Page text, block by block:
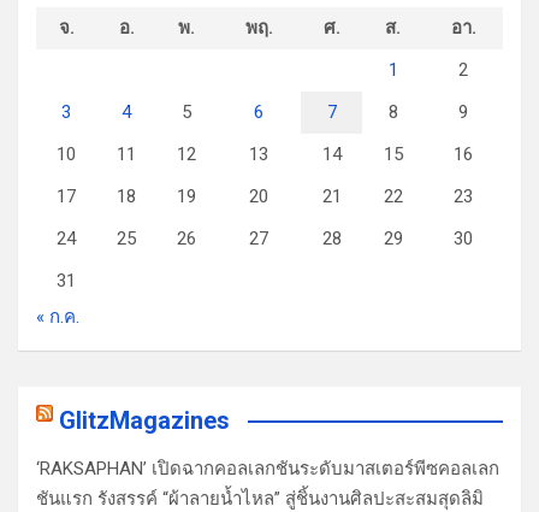
จ. อ. พ. พฤ. ศ. ส.
อา.
1
2
3
4 5 6 7 8
9
10
11 12 13 14 15
16
17
18 19 20 21 22
23
24
25 26 27 28 29
30
31
« ก.ค.
GlitzMagazines
‘RAKSAPHAN’ เปิดฉากคอลเลกชันระดับมาสเตอร์พีซคอลเลก
ชันแรก รังสรรค์ “ผ้าลายน้ำไหล” สู่ชิ้นงานศิลปะสะสมสุดลิมิ